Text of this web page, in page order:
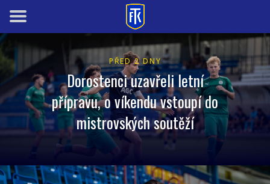
PŘED 2 DNY
Dorostenci uzavřeli letní
přípravu, o víkendu vstoupí do
mistrovských soutěží